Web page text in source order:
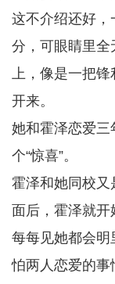
这不介绍还好，
分，可眼睛里全
上，像是一把锋
开来。
她和霍泽恋爱三
个“惊喜”。
霍泽和她同校又
面后，霍泽就
每每见她都会明
怕两人恋爱的事